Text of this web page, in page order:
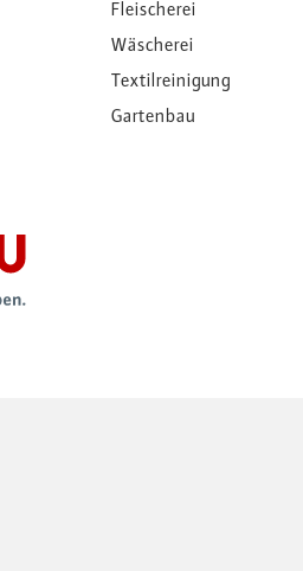
Fleischerei
Wäscherei
Textilreinigung
Gartenbau